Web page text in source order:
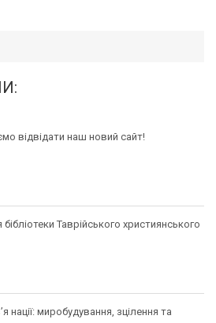
відвідати наш новий сайт!
бібліотеки Таврійського християнського
нації: миробудування, зцілення та